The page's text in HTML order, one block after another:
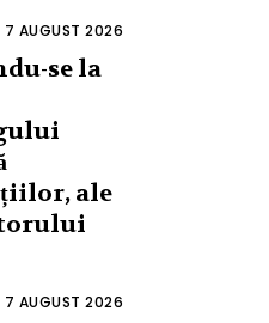
7 AUGUST 2026
se la
ale
7 AUGUST 2026